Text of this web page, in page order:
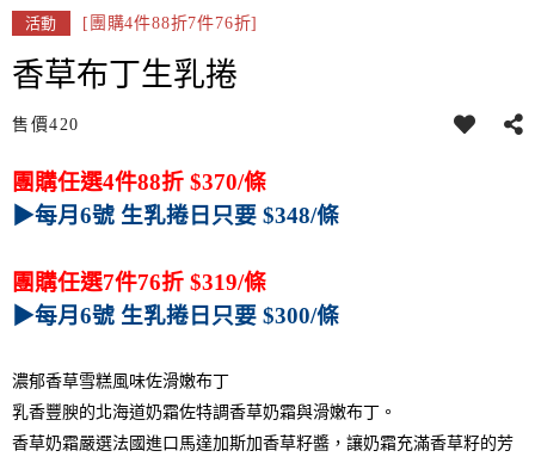
活動 [團購4件88折7件76折]
香草布丁生乳捲
售價420
團購任選4件88折 $370/條
▶每月6號 生乳捲日只要 $348/條
團購任選7件76折 $319/條
▶每月6號 生乳捲日只要 $300/條
濃郁香草雪糕風味佐滑嫩布丁
乳香豐腴的北海道奶霜佐特調香草奶霜與滑嫩布丁。
香草奶霜嚴選法國進口馬達加斯加香草籽醬，讓奶霜充滿香草籽的芳